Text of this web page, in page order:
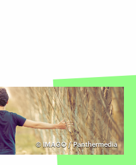
©IMAGO / Panthermedia